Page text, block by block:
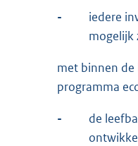
-
iedere
mogelijk
met binnen de
programma
-
de